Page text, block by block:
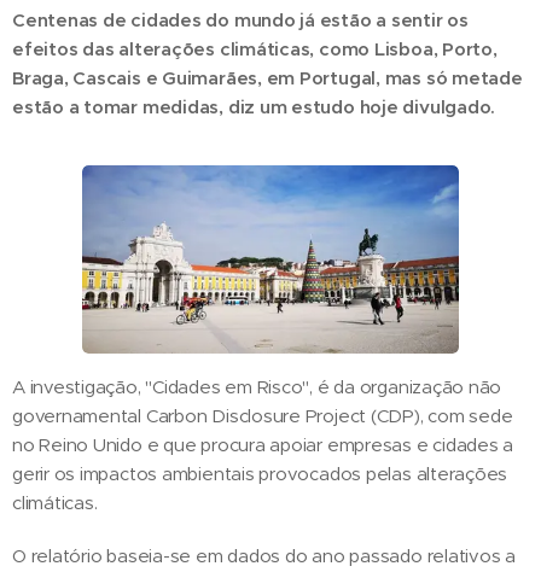
Centenas de cidades do mundo já estão a sentir os
efeitos das alterações climáticas, como Lisboa, Porto,
Braga, Cascais e Guimarães, em Portugal, mas só metade
estão a tomar medidas, diz um estudo hoje divulgado.
A investigação, "Cidades em Risco", é da organização não
governamental Carbon Disclosure Project (CDP), com sede
no Reino Unido e que procura apoiar empresas e cidades a
gerir os impactos ambientais provocados pelas alterações
climáticas.
O relatório baseia-se em dados do ano passado relativos a